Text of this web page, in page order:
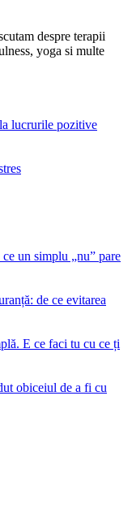
despre terapii
yoga si multe
lucrurile pozitive
un simplu „nu” pare
de ce evitarea
E ce faci tu cu ce ți
obiceiul de a fi cu